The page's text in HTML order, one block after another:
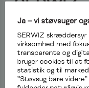
SERWIZ
opkøb: I
inden for
Ja – vi støvsuger
SERWIZ
virksomhed med
transparente og
bruger cookies til at
statistik og til
”Støvsug bare